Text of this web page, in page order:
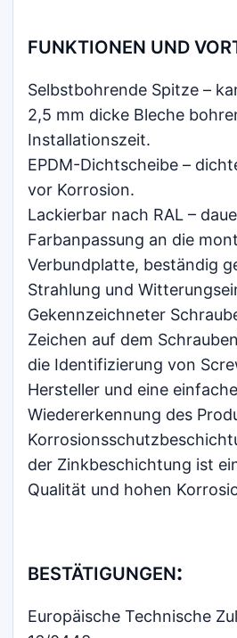
FUNKTIONEN UND
Selbstbohrende Spitze –
2,5 mm dicke Bleche
Installationszeit.
EPDM-Dichtscheibe –
vor Korrosion.
Lackierbar nach RAL –
Farbanpassung an die
Verbundplatte, beständig
Strahlung und
Gekennzeichneter
Zeichen auf dem
die Identifizierung von
Hersteller und eine einfache
Wiedererkennung des
der Zinkbeschichtung ist
Qualität und hohen
BESTÄTIGUNGEN:
Europäische Technische